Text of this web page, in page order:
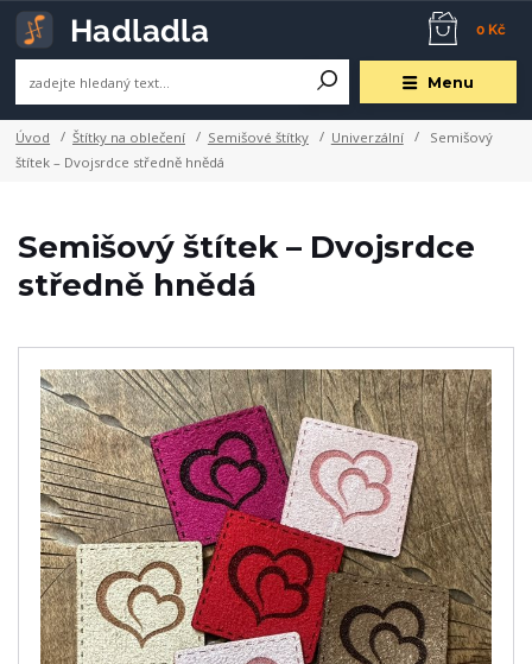
Menu
0 Kč
Úvod Štítky na oblečení Semišové štítky Univerzální
Semišový
štítek – Dvojsrdce středně hnědá
Semišový štítek – Dvojsrdce
středně hnědá